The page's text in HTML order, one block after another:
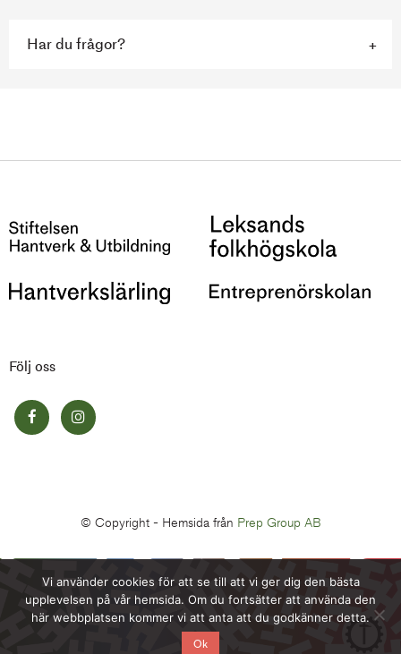
Har du frågor?
Följ oss
© Copyright - Hemsida från Prep Group AB
Vi använder cookies för att se till att vi ger dig den bästa
upplevelsen på vår hemsida. Om du fortsätter att använda den
här webbplatsen kommer vi att anta att du godkänner detta.
Ok